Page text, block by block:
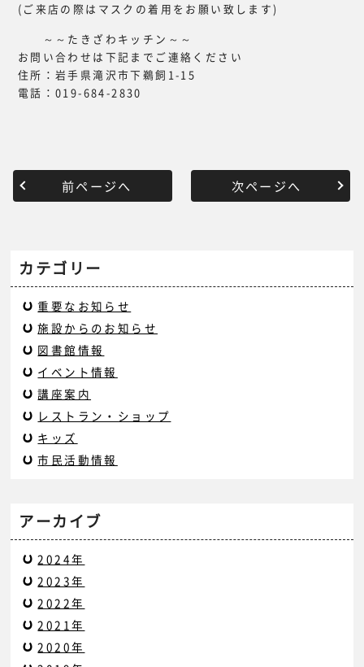
(ご来店の際はマスクの着用をお願い致します)
～～たきざわキッチン～～
お問い合わせは下記までご連絡ください
住所：岩手県滝沢市下鵜飼1-15
電話：019-684-2830
前ページへ 次ページへ
カテゴリー
重要なお知らせ
施設からのお知らせ
図書館情報
イベント情報
講座案内
レストラン・ショップ
キッズ
市民活動情報
アーカイブ
2024年
2023年
2022年
2021年
2020年